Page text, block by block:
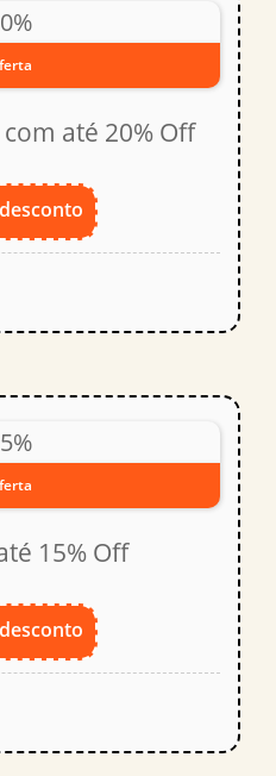
até 20% Off
15% Off